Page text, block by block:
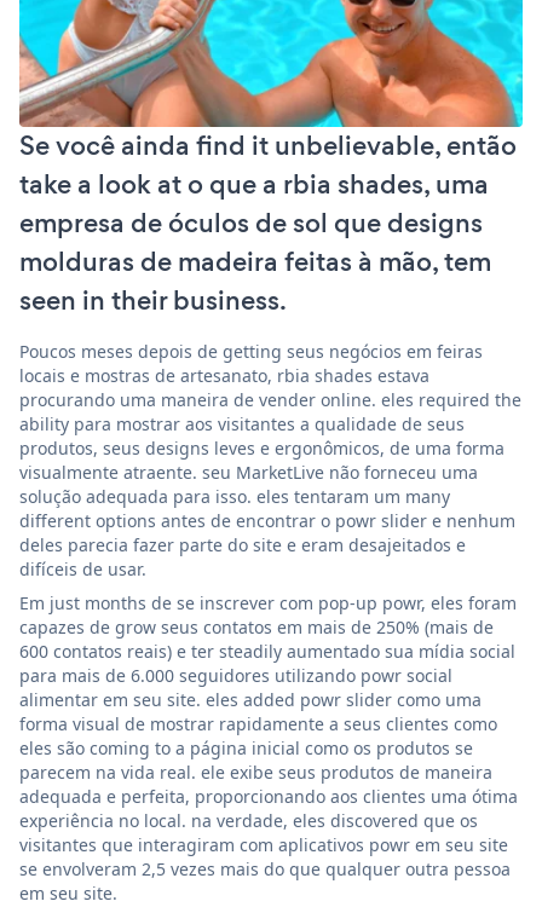
Se você ainda find it unbelievable, então
take a look at o que a rbia shades, uma
empresa de óculos de sol que designs
molduras de madeira feitas à mão, tem
seen in their business.
Poucos meses depois de getting seus negócios em feiras
locais e mostras de artesanato, rbia shades estava
procurando uma maneira de vender online. eles required the
ability para mostrar aos visitantes a qualidade de seus
produtos, seus designs leves e ergonômicos, de uma forma
visualmente atraente. seu MarketLive não forneceu uma
solução adequada para isso. eles tentaram um many
different options antes de encontrar o powr slider e nenhum
deles parecia fazer parte do site e eram desajeitados e
difíceis de usar.
Em just months de se inscrever com pop-up powr, eles foram
capazes de grow seus contatos em mais de 250% (mais de
600 contatos reais) e ter steadily aumentado sua mídia social
para mais de 6.000 seguidores utilizando powr social
alimentar em seu site. eles added powr slider como uma
forma visual de mostrar rapidamente a seus clientes como
eles são coming to a página inicial como os produtos se
parecem na vida real. ele exibe seus produtos de maneira
adequada e perfeita, proporcionando aos clientes uma ótima
experiência no local. na verdade, eles discovered que os
visitantes que interagiram com aplicativos powr em seu site
se envolveram 2,5 vezes mais do que qualquer outra pessoa
em seu site.